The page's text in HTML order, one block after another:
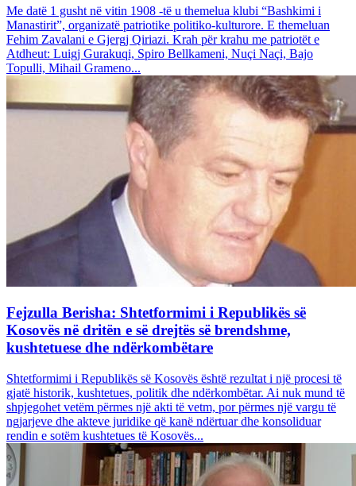
Me datë 1 gusht në vitin 1908 -të u themelua klubi “Bashkimi i
Manastirit”, organizatë patriotike politiko-kulturore. E themeluan
Fehim Zavalani e Gjergj Qiriazi. Krah për krahu me patriotët e
Atdheut: Luigj Gurakuqi, Spiro Bellkameni, Nuçi Naçi, Bajo
Topulli, Mihail Grameno...
Fejzulla Berisha: Shtetformimi i Republikës së
Kosovës në dritën e së drejtës së brendshme,
kushtetuese dhe ndërkombëtare
Shtetformimi i Republikës së Kosovës është rezultat i një procesi të
gjatë historik, kushtetues, politik dhe ndërkombëtar. Ai nuk mund të
shpjegohet vetëm përmes një akti të vetm, por përmes një vargu të
ngjarjeve dhe akteve juridike që kanë ndërtuar dhe konsoliduar
rendin e sotëm kushtetues të Kosovës...